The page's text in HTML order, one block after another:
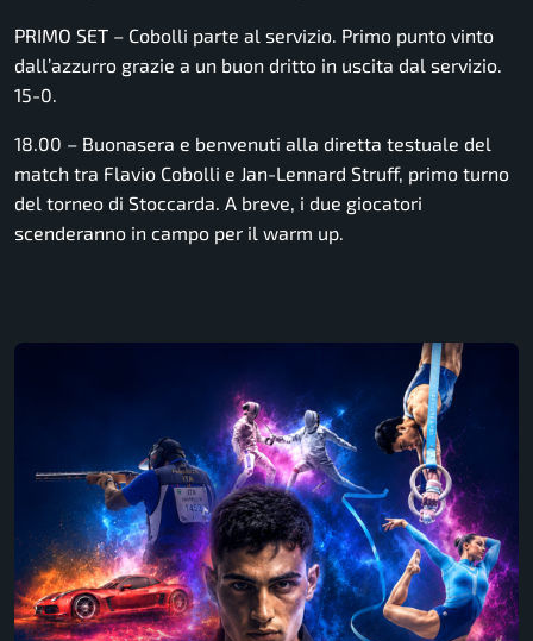
PRIMO SET – Cobolli parte al servizio. Primo punto vinto
dall’azzurro grazie a un buon dritto in uscita dal servizio.
15-0.
18.00 – Buonasera e benvenuti alla diretta testuale del
match tra Flavio Cobolli e Jan-Lennard Struff, primo turno
del torneo di Stoccarda. A breve, i due giocatori
scenderanno in campo per il warm up.